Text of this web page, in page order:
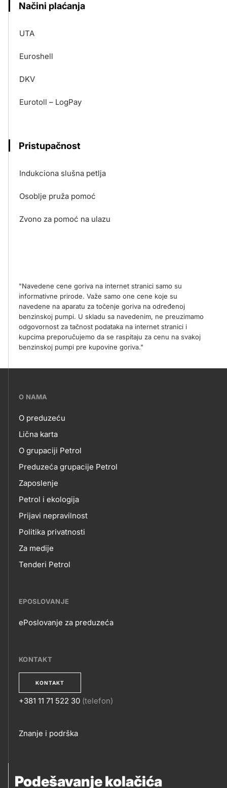
Podešavanje kolačića
Načini plaćanja
UTA
Euroshell
DKV
Eurotoll – LogPay
Pristupačnost
Indukciona slušna petlja
Osoblje pruža pomoć
Zvono za pomoć na ulazu
"Navedene cene goriva na internet stranici samo su
informativne prirode. Važe samo one cene koje su
navedene na aparatu za točenje goriva na određenoj
benzinskoj pumpi. U skladu sa navedenim, ne preuzimamo
odgovornost za tačnost podataka na internet stranici i
kupcima preporučujemo da se raspitaju za cenu na svakoj
benzinskoj pumpi pre kupovine goriva."
???
skupno.footer-
title???
O NAMA
O
NAMA
O preduzeću
Lična karta
O grupaciji Petrol
Preduzeća grupacije Petrol
Zaposlenje
Petrol i ekologija
Prijavi nepravilnost
Politika privatnosti
Za medije
Tenderi Petrol
EPOSLOVANJE
ePoslovanje za preduzeća
KONTAKT
KONTAKT
+381 11 71 522 30 (telefon)
Footer
Znanje i podrška